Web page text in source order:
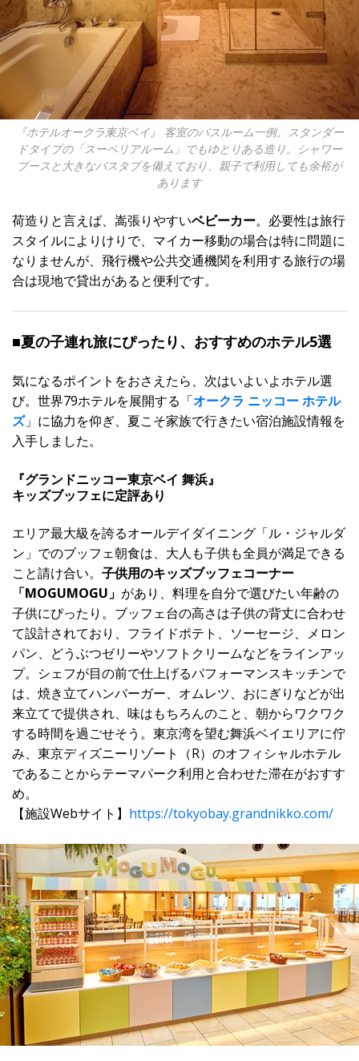
『ホテルオークラ東京ベイ』 客室のバスルーム一例。スタンダー
ドタイプの「スーペリアルーム」でもゆとりある造り。シャワー
ブースと大きなバスタブを備えており、親子で利用しても余裕が
あります
荷造りと言えば、嵩張りやすいベビーカー。必要性は旅行
スタイルによりけりで、マイカー移動の場合は特に問題に
なりませんが、飛行機や公共交通機関を利用する旅行の場
合は現地で貸出があると便利です。
■夏の子連れ旅にぴったり、おすすめのホテル5選
気になるポイントをおさえたら、次はいよいよホテル選
び。世界79ホテルを展開する「オークラ ニッコー ホテル
ズ」に協力を仰ぎ、夏こそ家族で行きたい宿泊施設情報を
入手しました。
『グランドニッコー東京ベイ 舞浜』
キッズブッフェに定評あり
エリア最大級を誇るオールデイダイニング「ル・ジャルダ
ン」でのブッフェ朝食は、大人も子供も全員が満足できる
こと請け合い。 子供用のキッズブッフェコーナー
「MOGUMOGU」 があり、料理を自分で選びたい年齢の
子供にぴったり。ブッフェ台の高さは子供の背丈に合わせ
て設計されており、フライドポテト、ソーセージ、メロン
パン、どうぶつゼリーやソフトクリームなどをラインアッ
プ。シェフが目の前で仕上げるパフォーマンスキッチンで
は、焼き立てハンバーガー、オムレツ、おにぎりなどが出
来立てで提供され、味はもちろんのこと、朝からワクワク
する時間を過ごせそう。東京湾を望む舞浜ベイエリアに佇
み、東京ディズニーリゾート（R）のオフィシャルホテル
であることからテーマパーク利用と合わせた滞在がおすす
め。
【施設Webサイト】 https://tokyobay.grandnikko.com/